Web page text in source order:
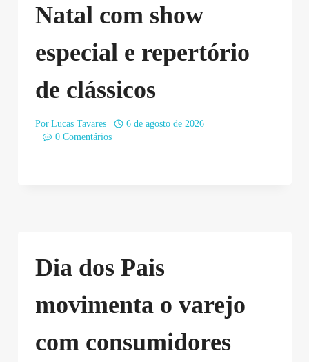
Natal com show
especial e repertório
de clássicos
Por Lucas Tavares
6 de agosto de 2026
0 Comentários
Dia dos Pais
movimenta o varejo
com consumidores